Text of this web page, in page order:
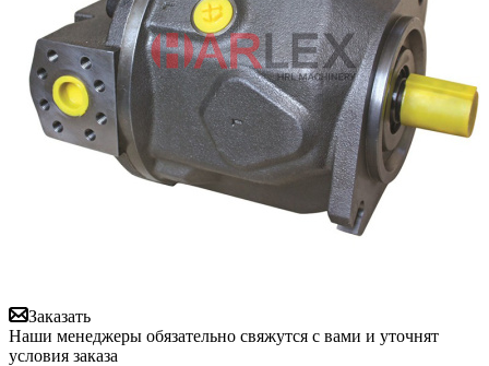
Заказать
Наши менеджеры обязательно свяжутся с вами и уточнят
условия заказа